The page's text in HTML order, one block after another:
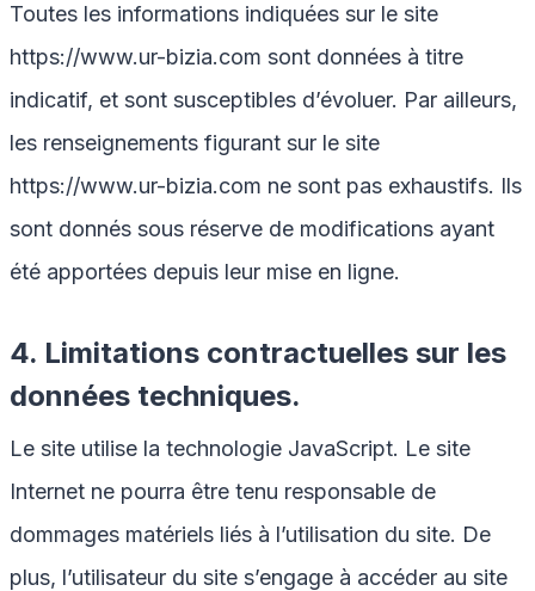
Toutes les informations indiquées sur le site
https://www.ur-bizia.com sont données à titre
indicatif, et sont susceptibles d’évoluer. Par ailleurs,
les renseignements figurant sur le site
https://www.ur-bizia.com ne sont pas exhaustifs. Ils
sont donnés sous réserve de modifications ayant
été apportées depuis leur mise en ligne.
4. Limitations contractuelles sur les
données techniques.
Le site utilise la technologie JavaScript. Le site
Internet ne pourra être tenu responsable de
dommages matériels liés à l’utilisation du site. De
plus, l’utilisateur du site s’engage à accéder au site